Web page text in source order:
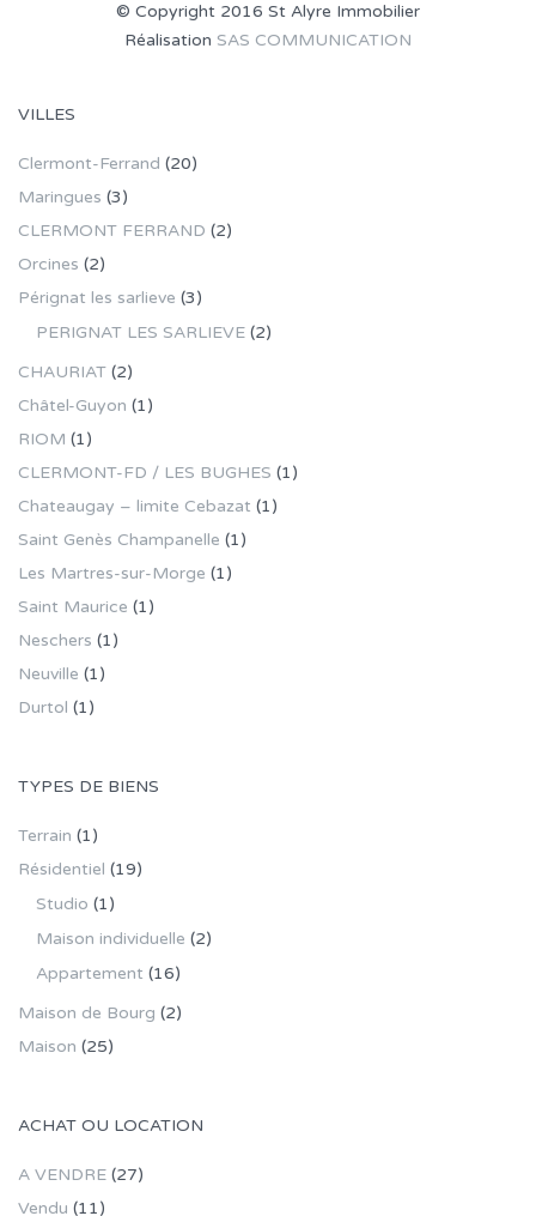
© Copyright 2016 St Alyre Immobilier
Réalisation SAS COMMUNICATION
VILLES
Clermont-Ferrand (20)
Maringues (3)
CLERMONT FERRAND (2)
Orcines (2)
Pérignat les sarlieve (3)
PERIGNAT LES SARLIEVE (2)
CHAURIAT (2)
Châtel-Guyon (1)
RIOM (1)
CLERMONT-FD / LES BUGHES (1)
Chateaugay – limite Cebazat (1)
Saint Genès Champanelle (1)
Les Martres-sur-Morge (1)
Saint Maurice (1)
Neschers (1)
Neuville (1)
Durtol (1)
TYPES DE BIENS
Terrain (1)
Résidentiel (19)
Studio (1)
Maison individuelle (2)
Appartement (16)
Maison de Bourg (2)
Maison (25)
ACHAT OU LOCATION
A VENDRE (27)
Vendu (11)